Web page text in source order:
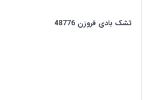
تشک بادی فروزن 48776